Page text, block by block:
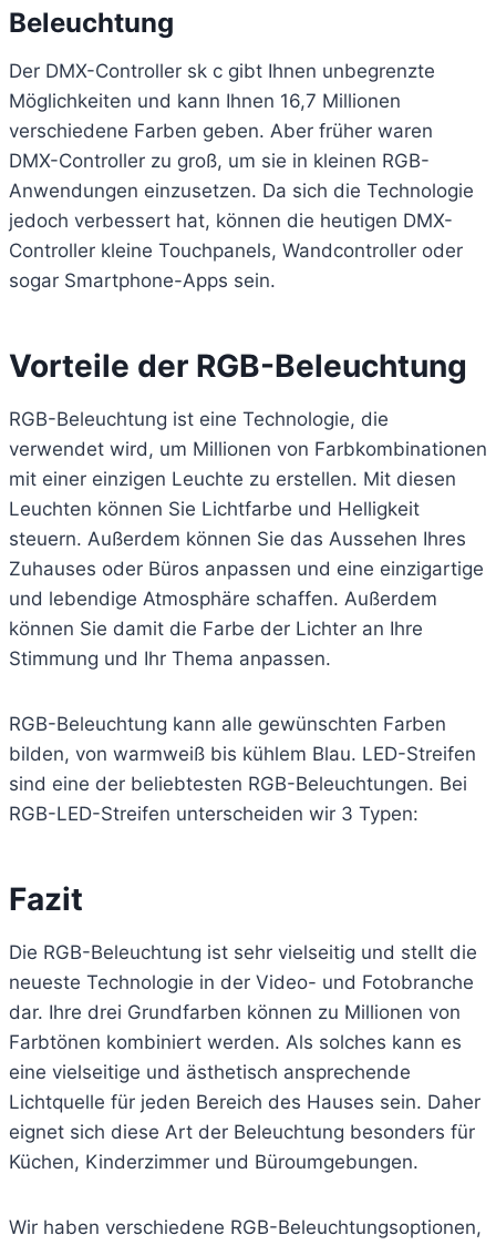
Beleuchtung
Der DMX-Controller sk c gibt Ihnen unbegrenzte
Möglichkeiten und kann Ihnen 16,7 Millionen
verschiedene Farben geben. Aber früher waren
DMX-Controller zu groß, um sie in kleinen RGB-
Anwendungen einzusetzen. Da sich die Technologie
jedoch verbessert hat, können die heutigen DMX-
Controller kleine Touchpanels, Wandcontroller oder
sogar Smartphone-Apps sein.
Vorteile der RGB-Beleuchtung
RGB-Beleuchtung ist eine Technologie, die
verwendet wird, um Millionen von Farbkombinationen
mit einer einzigen Leuchte zu erstellen. Mit diesen
Leuchten können Sie Lichtfarbe und Helligkeit
steuern. Außerdem können Sie das Aussehen Ihres
Zuhauses oder Büros anpassen und eine einzigartige
und lebendige Atmosphäre schaffen. Außerdem
können Sie damit die Farbe der Lichter an Ihre
Stimmung und Ihr Thema anpassen.
RGB-Beleuchtung kann alle gewünschten Farben
bilden, von warmweiß bis kühlem Blau. LED-Streifen
sind eine der beliebtesten RGB-Beleuchtungen. Bei
RGB-LED-Streifen unterscheiden wir 3 Typen:
Fazit
Die RGB-Beleuchtung ist sehr vielseitig und stellt die
neueste Technologie in der Video- und Fotobranche
dar. Ihre drei Grundfarben können zu Millionen von
Farbtönen kombiniert werden. Als solches kann es
eine vielseitige und ästhetisch ansprechende
Lichtquelle für jeden Bereich des Hauses sein. Daher
eignet sich diese Art der Beleuchtung besonders für
Küchen, Kinderzimmer und Büroumgebungen.
Wir haben verschiedene RGB-Beleuchtungsoptionen,